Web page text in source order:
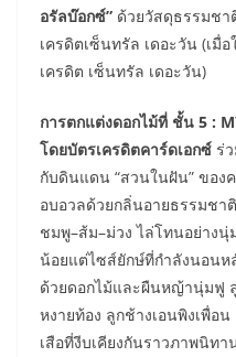
อรัลบ๊อกซ์” ด้วยวัสดุธรรมชา
เครดิตเซ็นทรัล เดอะวัน (เมื่
เครดิต เซ็นทรัล เดอะวัน)
การตกแต่งดอกไม้ที่ ชั้น 5 :
โดยบัตรเครดิตคาร์ดเอกซ์ ร่
กับดินแดน “สวนในฝัน” ของ
อบอวลด้วยกลิ่นอายธรรมชา
ชมพู–ส้ม–ม่วง ไล่โทนอย่าง
น้อยแต่ไซส์ยักษ์ที่กำลังนอน
ด้วยดอกไม้และผืนหญ้านุ่มฟู
หงายท้อง ลูกช้างเอนพิงเพื่อ
เสือที่งีบเคียงกันราวภาพนิท